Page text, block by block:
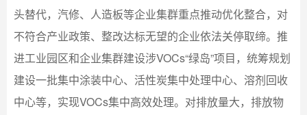
头替代，汽修、人造板等企业集群重点推动优化整合，对
不符合产业政策、整改达标无望的企业依法关停取缔。推
进工业园区和企业集群建设涉VOCs“绿岛”项目，统筹规划
建设一批集中涂装中心、活性炭集中处理中心、溶剂回收
中心等，实现VOCs集中高效处理。对排放量大，排放物